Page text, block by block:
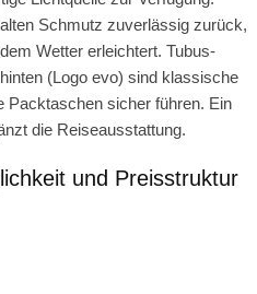
Schmutz zuverlässig zurück,
Wetter erleichtert. Tubus-
(Logo evo) sind klassische
Packtaschen sicher führen. Ein
die Reiseausstattung.
und Preisstruktur